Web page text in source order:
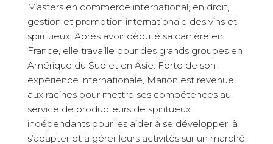
Masters en commerce international, en droit,
gestion et promotion internationale des vins et
spiritueux. Après avoir débuté sa carrière en
France, elle travaille pour des grands groupes en
Amérique du Sud et en Asie. Forte de son
expérience internationale, Marion est revenue
aux racines pour mettre ses compétences au
service de producteurs de spiritueux
indépendants pour les aider à se développer, à
s’adapter et à gérer leurs activités sur un marché